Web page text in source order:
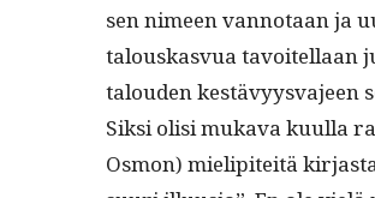
sen nimeen van­no­taan ja
talouskasvua tavoitel­laan
talouden kestävyys­va­jeen
Sik­si olisi muka­va kuul­la
Osmon) mielip­iteitä